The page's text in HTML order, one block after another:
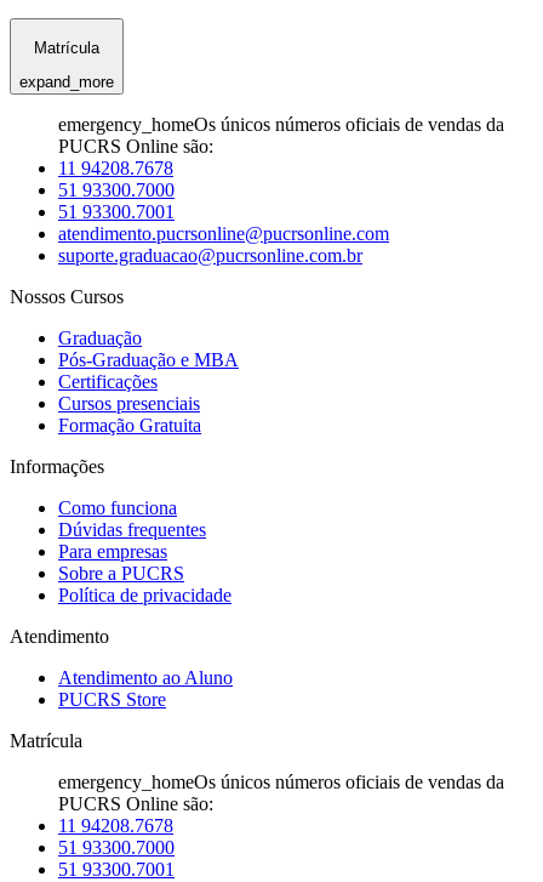
Matrícula
expand_more
emergency_homeOs únicos números oficiais de vendas da
PUCRS Online são:
11 94208.7678
51 93300.7000
51 93300.7001
atendimento.pucrsonline@pucrsonline.com
suporte.graduacao@pucrsonline.com.br
Nossos Cursos
Graduação
Pós-Graduação e MBA
Certificações
Cursos presenciais
Formação Gratuita
Informações
Como funciona
Dúvidas frequentes
Para empresas
Sobre a PUCRS
Política de privacidade
Atendimento
Atendimento ao Aluno
PUCRS Store
Matrícula
emergency_homeOs únicos números oficiais de vendas da
PUCRS Online são:
11 94208.7678
51 93300.7000
51 93300.7001